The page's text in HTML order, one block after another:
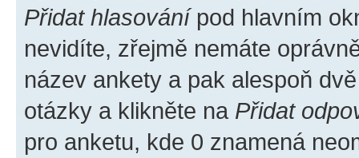
Přidat hlasovánípod hlavním
nevidíte, zřejmě nemáte
název ankety a pak alespoň
otázky a klikněte na Přidat
pro anketu, kde 0 znamená